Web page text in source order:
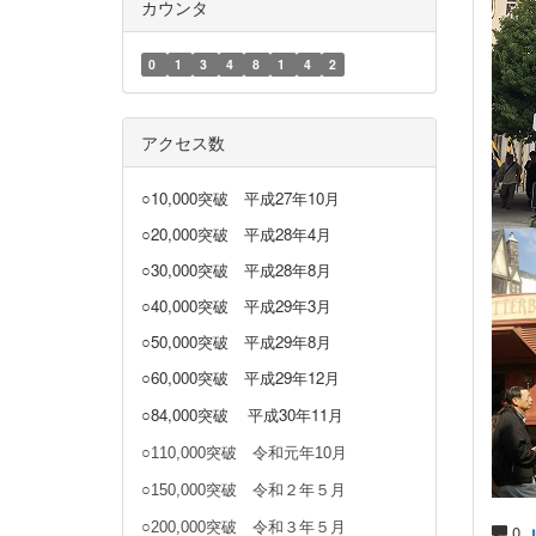
カウンタ
0 1 3 4 8 1 4 2
アクセス数
○10,000突破 平成27年10月
○20,000突破 平成28年4月
○30,000突破 平成28年8月
○40,000突破 平成29年3月
○50,000突破 平成29年8月
○60,000突破 平成29年12月
○84,000突破
平成30年11月
○110,000突破 令和元年10月
○150,000突破 令和２年５月
○200,000突破 令和３年５月